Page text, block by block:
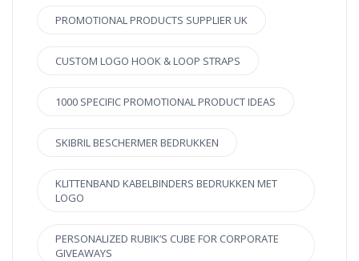
PROMOTIONAL PRODUCTS SUPPLIER UK
CUSTOM LOGO HOOK & LOOP STRAPS
1000 SPECIFIC PROMOTIONAL PRODUCT IDEAS
SKIBRIL BESCHERMER BEDRUKKEN
KLITTENBAND KABELBINDERS BEDRUKKEN MET
LOGO
PERSONALIZED RUBIK’S CUBE FOR CORPORATE
GIVEAWAYS